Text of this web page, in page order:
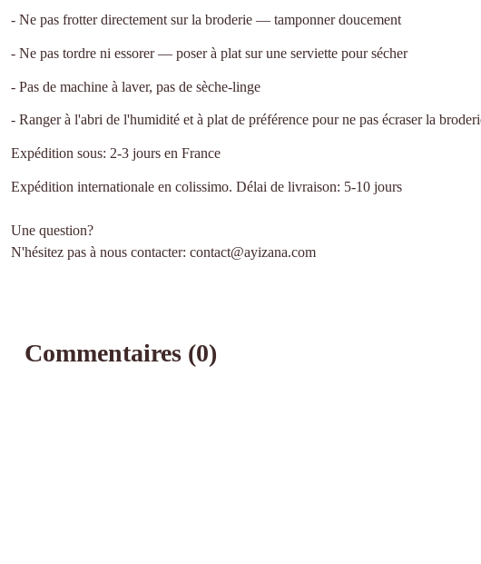
- Ne pas frotter directement sur la broderie — tamponner doucement
- Ne pas tordre ni essorer — poser à plat sur une serviette pour sécher
- Pas de machine à laver, pas de sèche-linge
- Ranger à l'abri de l'humidité et à plat de préférence pour ne pas écraser la
Expédition sous: 2-3 jours en France
Expédition internationale en colissimo. Délai de livraison: 5-10 jours
Une question?
N'hésitez pas à nous contacter: contact@ayizana.com
Commentaires (0)